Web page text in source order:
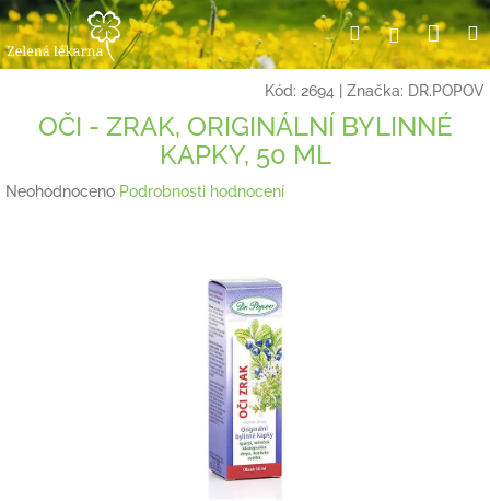
Přejít
na
obsah
HledatPřihlášení
Kód: 2694 Značka: DR.POPOV
OČI - ZRAK, ORIGINÁLNÍ BYLINNÉ
KAPKY, 50 ML
Průměrné
Neohodnoceno Podrobnosti hodnocení